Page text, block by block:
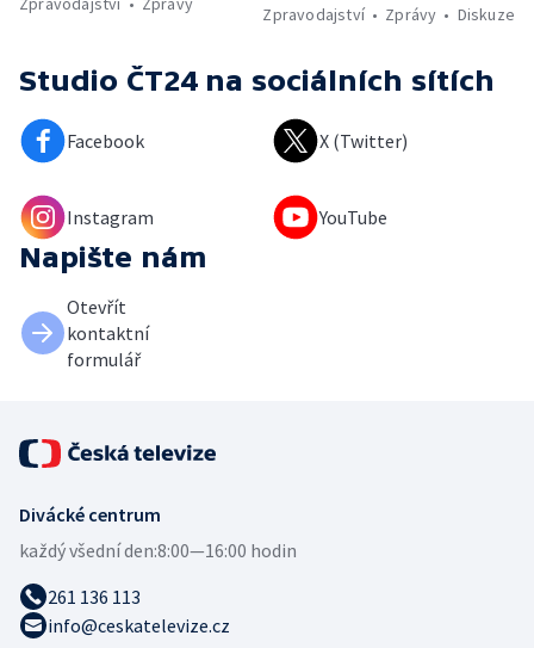
Zpravodajství
Zprávy Diskuze
Studio ČT24 na sociálních sítích
Facebook X (Twitter)
Instagram YouTube
Napište nám
Otevřít
kontaktní
formulář
Divácké centrum
každý všední den:8:00—16:00 hodin
261 136 113
info@ceskatelevize.cz